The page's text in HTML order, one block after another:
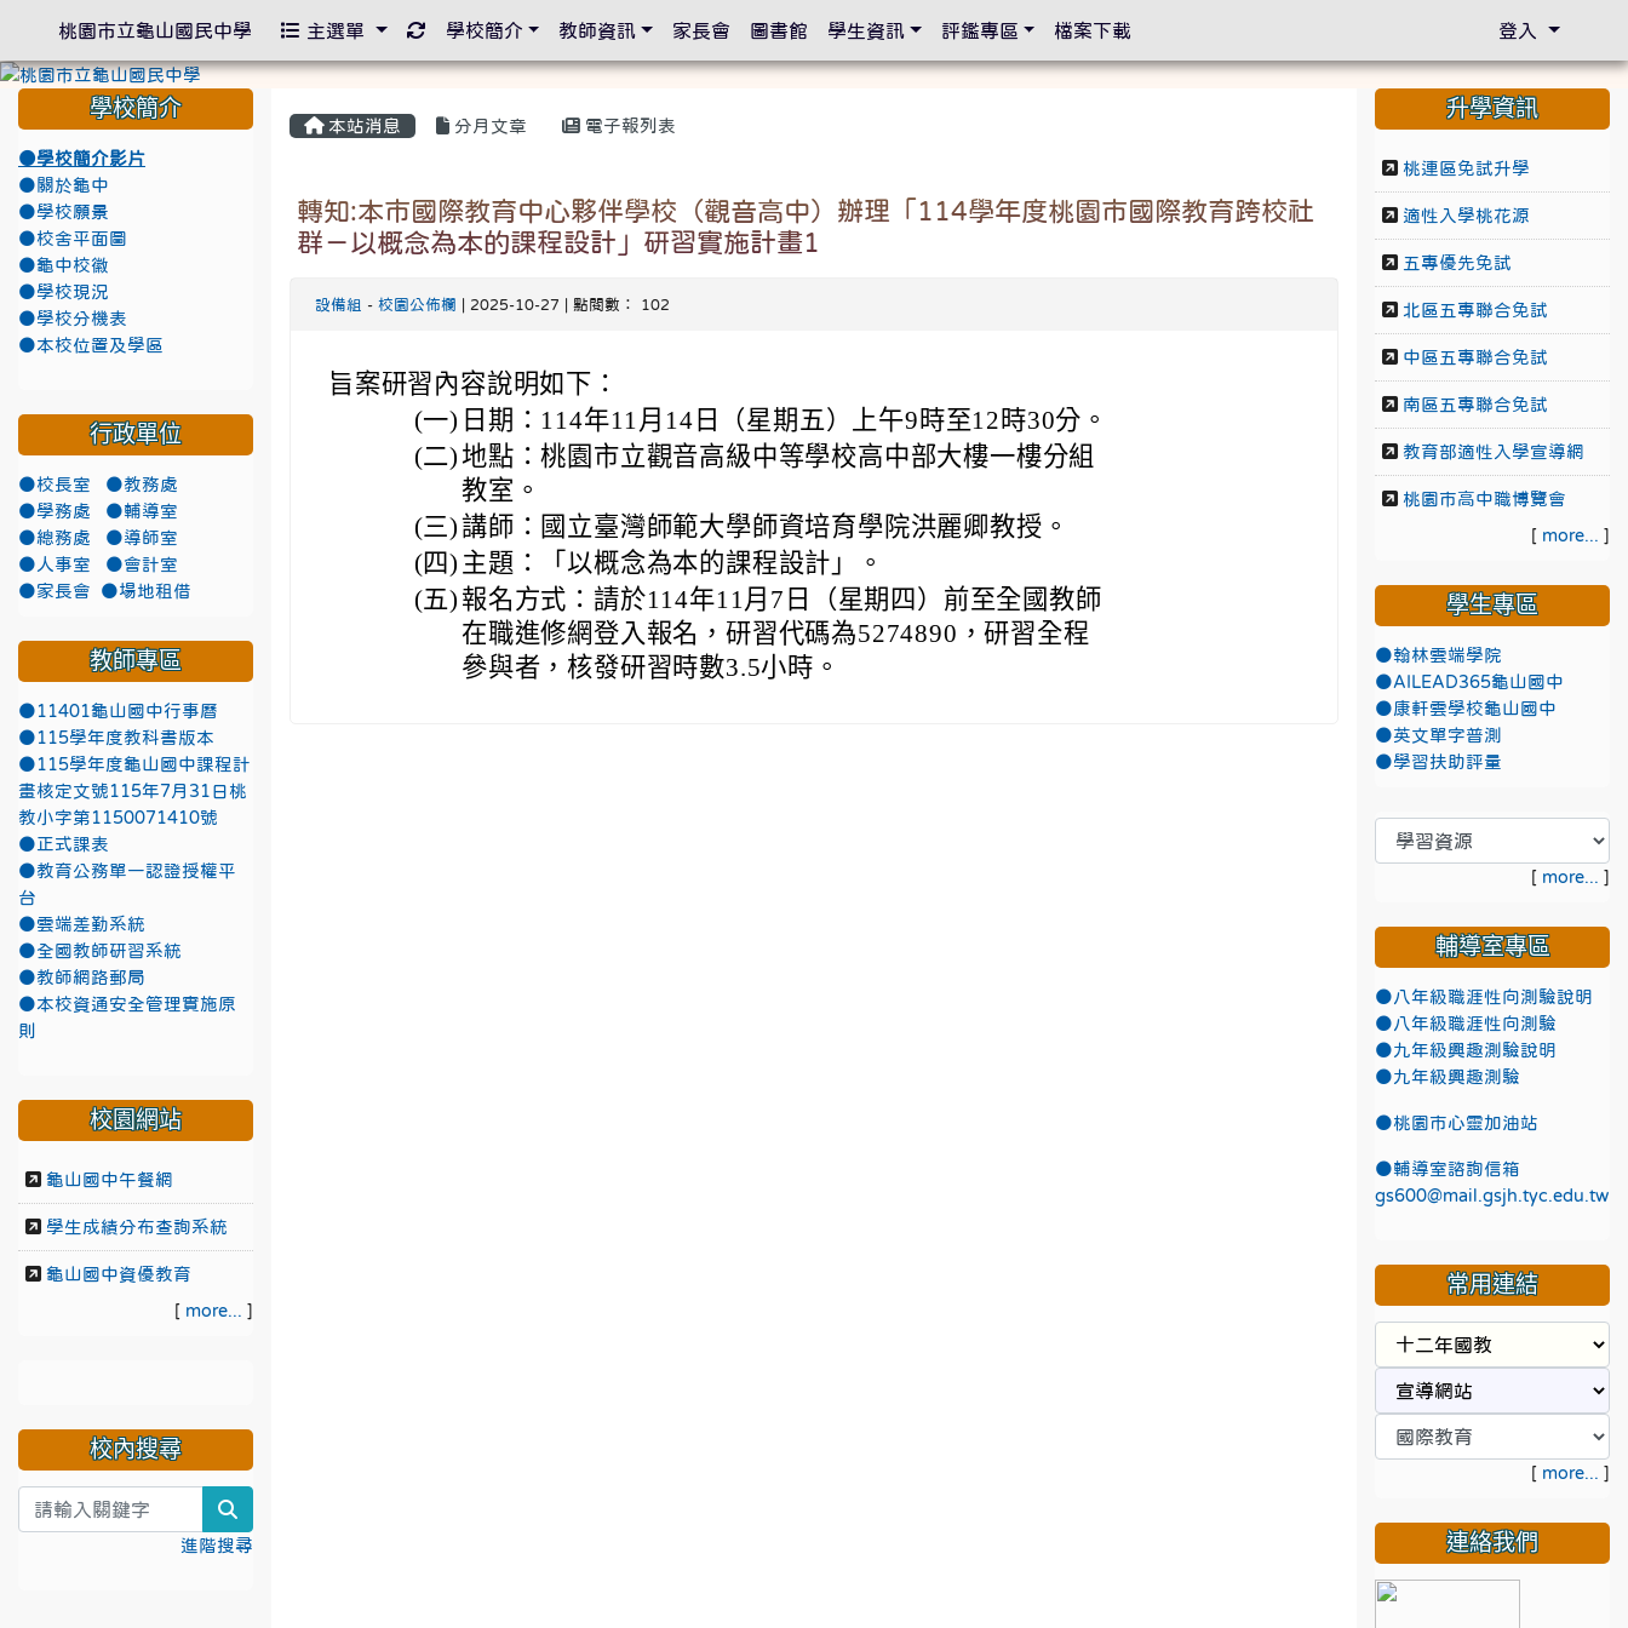
本站消息 分月文章 電子報列表
轉知:本市國際教育中心夥伴學校（觀音高中）辦理「114學年度桃園市國際教育跨校社
群－以概念為本的課程設計」研習實施計畫1
設備組 - 校園公佈欄 | 2025-10-27 | 點閱數： 102
旨案研習內容說明如下：
(一) 日期：114年11月14日（星期五）上午9時至12時30分。
(二)地點：桃園市立觀音高級中等學校高中部大樓一樓分組
教室。
(三)講師：國立臺灣師範大學師資培育學院洪麗卿教授。
(四) 主題：「以概念為本的課程設計」。
(五) 報名方式：請於114年11月7日（星期四）前至全國教師
在職進修網登入報名，研習代碼為5274890，研習全程
參與者，核發研習時數3.5小時。
學校簡介
●學校簡介影片
●關於龜中
●學校願景
●校舍平面圖
●龜中校徽
●學校現況
●學校分機表
●本校位置及學區
行政單位
●校長室
●教務處
●學務處
●輔導室
●總務處
●導師室
●人事室
●會計室
●家長會
●場地租借
教師專區
●11401龜山國中行事曆
●115學年度教科書版本
●115學年度龜山國中課程計
畫核定文號115年7月31日桃
教小字第1150071410號
●正式課表
●教育公務單一認證授權平
台
●雲端差勤系統
●全國教師研習系統
●教師網路郵局
●本校資通安全管理實施原
則
校園網站
龜山國中午餐網
學生成績分布查詢系統
龜山國中資優教育
[ more... ]
校內搜尋
進階搜尋
升學資訊
桃連區免試升學
適性入學桃花源
五專優先免試
北區五專聯合免試
中區五專聯合免試
南區五專聯合免試
教育部適性入學宣導網
桃園市高中職博覽會
[ more... ]
學生專區
●翰林雲端學院
●AILEAD365龜山國中
●康軒雲學校龜山國中
●英文單字普測
●學習扶助評量
[ more... ]
輔導室專區
●八年級職涯性向測驗說明
●八年級職涯性向測驗
●九年級興趣測驗說明
●九年級興趣測驗
●桃園市心靈加油站
●輔導室諮詢信箱
gs600@mail.gsjh.tyc.edu.tw
常用連結
[ more... ]
連絡我們
桃園市立龜山國民中學 主選單 重新取得佈景設定
學校簡介 教師資訊 家長會 圖書館 學生資訊 評鑑專區 檔案下載 登入